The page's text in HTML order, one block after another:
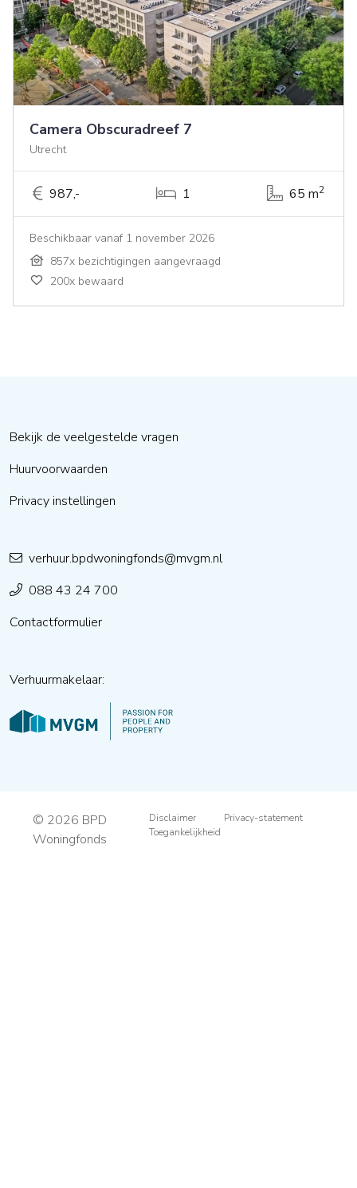
Camera Obscuradreef 7
Utrecht
987,- 1 65 m2
Beschikbaar vanaf 1 november 2026
857x bezichtigingen aangevraagd
200x bewaard
Bekijk de veelgestelde vragen
Huurvoorwaarden
Privacy instellingen
verhuur.bpdwoningfonds@mvgm.nl
088 43 24 700
Contactformulier
Verhuurmakelaar:
© 2026 BPD
Woningfonds
Disclaimer
Privacy-statement
Toegankelijkheid